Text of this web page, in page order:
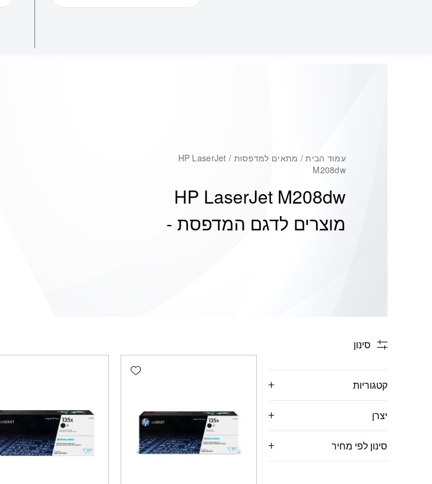
עמוד הבית
/ מתאים למדפסות / HP LaserJet
M208dw
HP LaserJet M208dw
מוצרים לדגם המדפסת -
סינון
קטגוריות
יצרן
סינון לפי מחיר
Add wishlist